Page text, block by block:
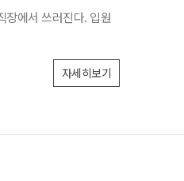
장에서 쓰러진다. 입원
자세히보기